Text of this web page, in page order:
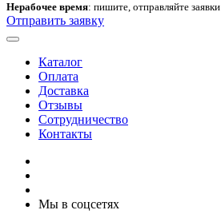
Нерабочее время: пишите, отправляйте заявки
Отправить заявку
Каталог
Оплата
Доставка
Отзывы
Сотрудничество
Контакты
Мы в соцсетях